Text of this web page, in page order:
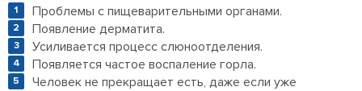
Проблемы с пищеварительными органами.
Появление дерматита.
Усиливается процесс слюноотделения.
Появляется частое воспаление горла.
Человек не прекращает есть, даже если уже